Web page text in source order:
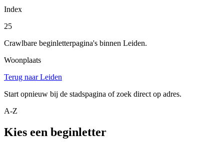
Index
25
Crawlbare beginletterpagina's binnen Leiden.
Woonplaats
Terug naar Leiden
Start opnieuw bij de stadspagina of zoek direct op adres.
A-Z
Kies een beginletter